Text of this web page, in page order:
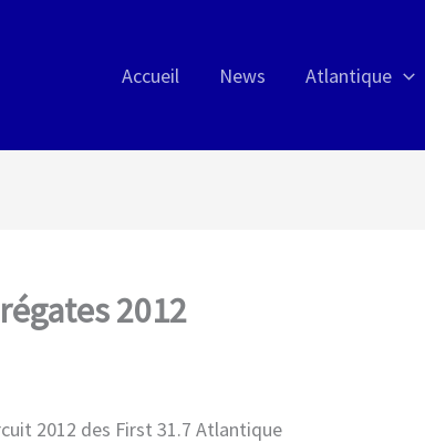
Accueil News Atlantique
2012
2012 des First 31.7 Atlantique